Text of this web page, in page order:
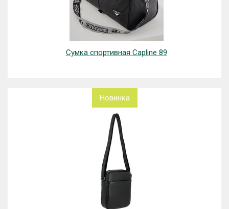
Сумка спортивная Capline 89
Новинка